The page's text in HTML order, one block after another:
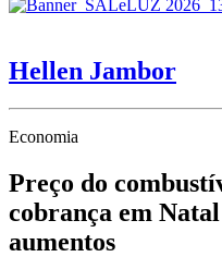
Hellen Jambor
Economia
Preço do
cobrança em
aumentos